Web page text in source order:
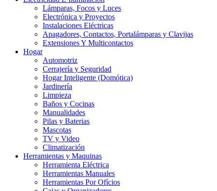
Lámparas, Focos y Luces
Electrónica y Proyectos
Instalaciones Eléctricas
Apagadores, Contactos, Portalámparas y Clavijas
Extensiones Y Multicontactos
Hogar
Automotriz
Cerrajería y Seguridad
Hogar Inteligente (Domótica)
Jardinería
Limpieza
Baños y Cocinas
Manualidades
Pilas y Baterias
Mascotas
TV y Video
Climatización
Herramientas y Maquinas
Herramienta Eléctrica
Herramientas Manuales
Herramientas Por Ofícios